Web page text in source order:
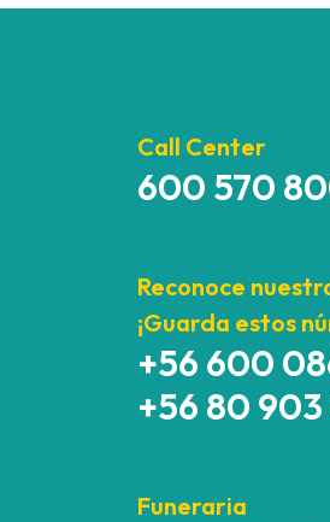
Call Center
600 570
Reconoce
¡Guarda estos
+56 600
+56 80
Funeraria